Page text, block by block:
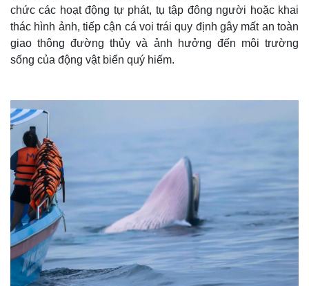
chức các hoạt động tự phát, tụ tập đông người hoặc khai
thác hình ảnh, tiếp cận cá voi trái quy định gây mất an toàn
giao thông đường thủy và ảnh hưởng đến môi trường
sống của động vật biển quý hiếm.